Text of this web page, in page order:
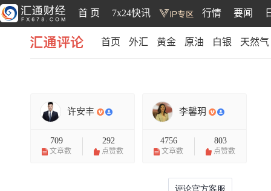
首 页 7x24快讯 行情 要闻
首页 外汇 黄金 原油 白银 天然气
许安丰
709
文章数
292
点赞数
李馨玥
4756
文章数
803
点赞数